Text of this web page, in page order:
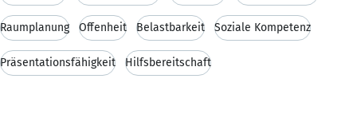
Raumplanung Offenheit Belastbarkeit Soziale Kompetenz
Präsentationsfähigkeit Hilfsbereitschaft